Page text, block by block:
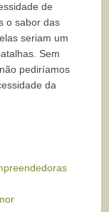
de
o sabor das
seriam um
Sem
pediríamos
da